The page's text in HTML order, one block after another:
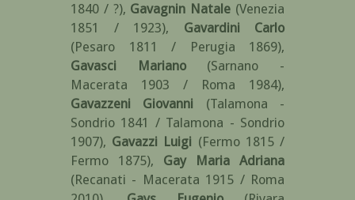
1840 / ?), Gavagnin Natale (Venezia
1851 / 1923), Gavardini Carlo
(Pesaro 1811 / Perugia 1869),
Gavasci Mariano
(Sarnano -
Macerata 1903 / Roma 1984),
Gavazzeni Giovanni
(Talamona -
Sondrio 1841 / Talamona - Sondrio
1907), Gavazzi Luigi (Fermo 1815 /
Fermo 1875), Gay Maria Adriana
(Recanati - Macerata 1915 / Roma